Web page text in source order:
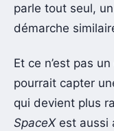
parle tout seul,
démarche
Et ce n’est pas
pourrait capter
qui devient plus
SpaceXest aussi